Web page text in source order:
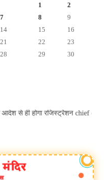
1
2
7 8
9
14 15
16
21 22
23
28 29
30
रजिस्ट्रेशन chief editor Uttam